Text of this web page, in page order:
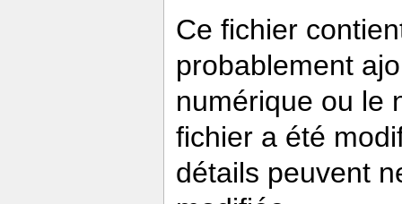
Ce fichier
probablement
numérique ou le
fichier a été
détails peuvent